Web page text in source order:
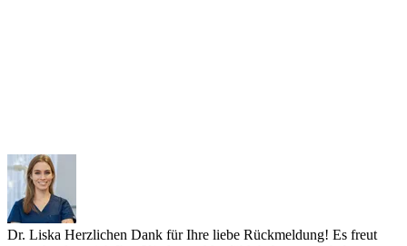
Dr. Liska Herzlichen Dank für Ihre liebe Rückmeldung! Es freut